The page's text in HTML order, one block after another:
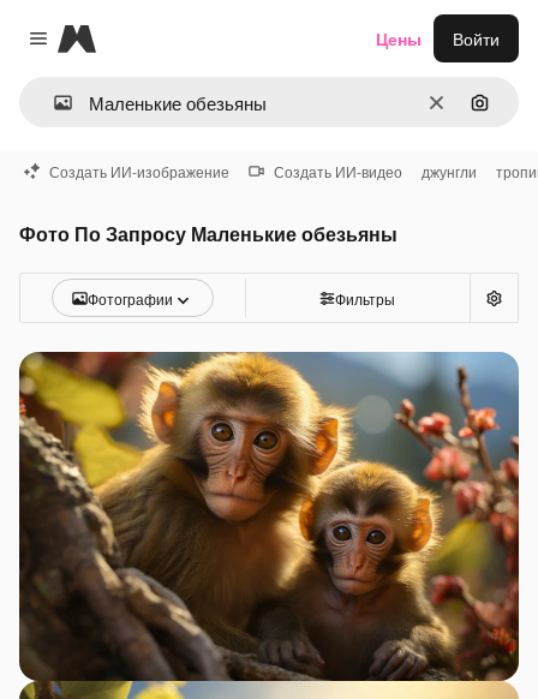
Close menu
Magnific
ОчиститьПоиск
Цены Войти
Создать ИИ-изображение Создать ИИ-видео джунгли
Фото По Запросу Маленькие обезьяны
Фотографии Фильтры